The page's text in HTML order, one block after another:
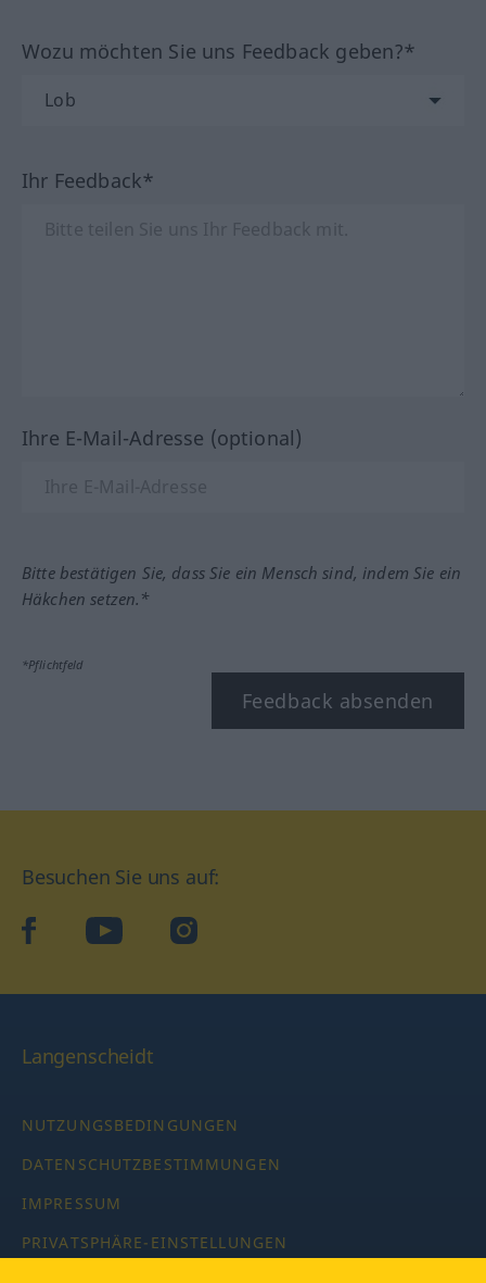
Wozu möchten Sie uns Feedback geben?*
Ihr Feedback*
Ihre E-Mail-Adresse (optional)
Bitte bestätigen Sie, dass Sie ein Mensch sind, indem Sie ein
Häkchen setzen.*
*Pflichtfeld
Feedback absenden
Besuchen Sie uns auf:
facebookYouTube Instagram
Langenscheidt
NUTZUNGSBEDINGUNGEN
DATENSCHUTZBESTIMMUNGEN
IMPRESSUM
PRIVATSPHÄRE-EINSTELLUNGEN